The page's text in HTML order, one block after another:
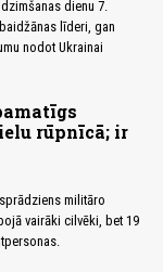
dienu 7.
līderi, gan
nodot Ukrainai
rūpnīcā; ir
militāro
vairāki cilvēki, bet 19